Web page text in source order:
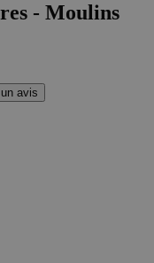
- Moulins
avis